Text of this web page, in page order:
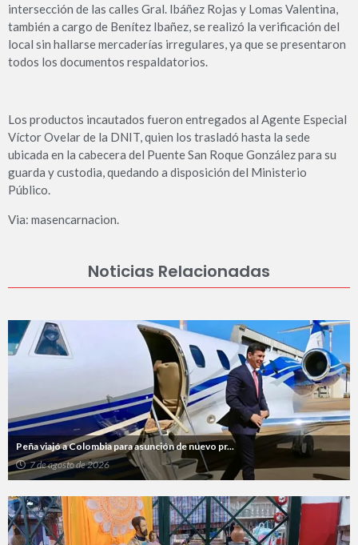
intersección de las calles Gral. Ibáñez Rojas y Lomas Valentina,
también a cargo de Benítez Ibañez, se realizó la verificación del
local sin hallarse mercaderías irregulares, ya que se presentaron
todos los documentos respaldatorios.
Los productos incautados fueron entregados al Agente Especial
Víctor Ovelar de la DNIT, quien los trasladó hasta la sede
ubicada en la cabecera del Puente San Roque González para su
guarda y custodia, quedando a disposición del Ministerio
Público.
Via: masencarnacion.
Noticias Relacionadas
Peña viajó a Colombia para asunción de nuevo pr...
7 de agosto de 2026